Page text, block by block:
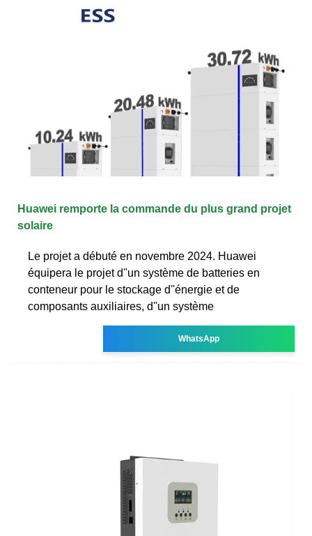
Huawei remporte la commande du plus grand projet
solaire
Le projet a débuté en novembre 2024. Huawei
équipera le projet d''un système de batteries en
conteneur pour le stockage d''énergie et de
composants auxiliaires, d''un système
WhatsApp